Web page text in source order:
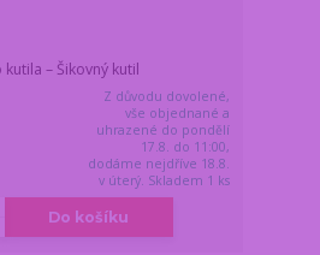
– Šikovný kutil
Z důvodu dovolené,
vše objednané a
uhrazené do pondělí
17.8. do 11:00,
dodáme nejdříve 18.8.
v úterý. Skladem 1 ks
Do košíku